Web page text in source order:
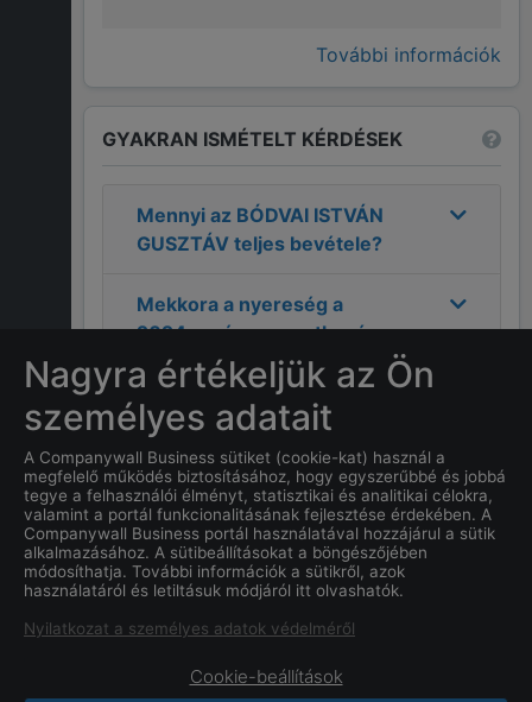
További információk
GYAKRAN ISMÉTELT KÉRDÉSEK
Mennyi az BÓDVAI ISTVÁN
GUSZTÁV teljes bevétele?
Mekkora a nyereség a
2024-as évre vonatkozóan a
BÓDVAI ISTVÁN GUSZTÁV
cégnél?
MiBÓDVAI ISTVÁN
GUSZTÁVcíme?
Mi aBÓDVAI ISTVÁN
GUSZTÁVcég alapításának
dátuma?
Nagyra értékeljük az Ön
személyes adatait
A Companywall Business sütiket (cookie-kat) használ a
megfelelő működés biztosításához, hogy egyszerűbbé és jobbá
tegye a felhasználói élményt, statisztikai és analitikai célokra,
valamint a portál funkcionalitásának fejlesztése érdekében. A
Companywall Business portál használatával hozzájárul a sütik
alkalmazásához. A sütibeállításokat a böngészőjében
módosíthatja. További információk a sütikről, azok
használatáról és letiltásuk módjáról itt olvashatók.
Nyilatkozat a személyes adatok védelméről
Cookie-beállítások